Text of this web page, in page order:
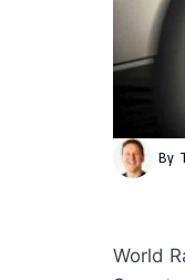
By
World